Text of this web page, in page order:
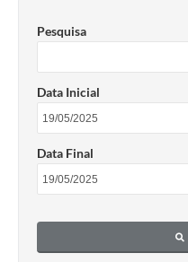
Pesquisa
Data Inicial
Data Final